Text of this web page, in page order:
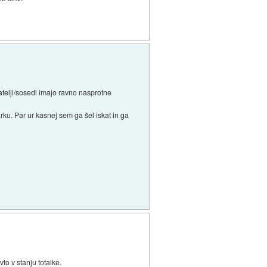
sosedi imajo ravno nasprotne
Par ur kasnej sem ga šel iskat in ga
v stanju totalke.